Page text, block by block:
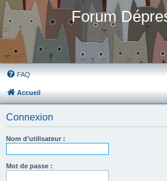
Forum
FAQ
Accueil
Connexion
Nom d’utilisateur :
Mot de passe :